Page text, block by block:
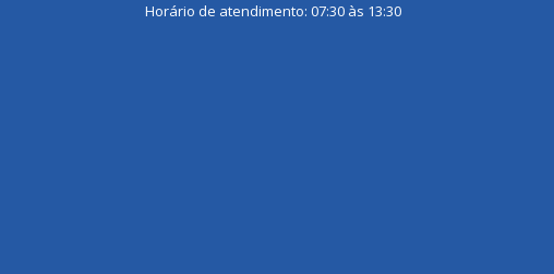
Horário de atendimento: 07:30 às 13:30